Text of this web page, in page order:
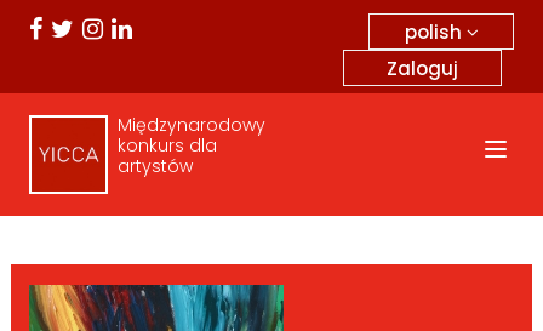
polish
Zaloguj
Międzynarodowy
konkurs dla
artystów